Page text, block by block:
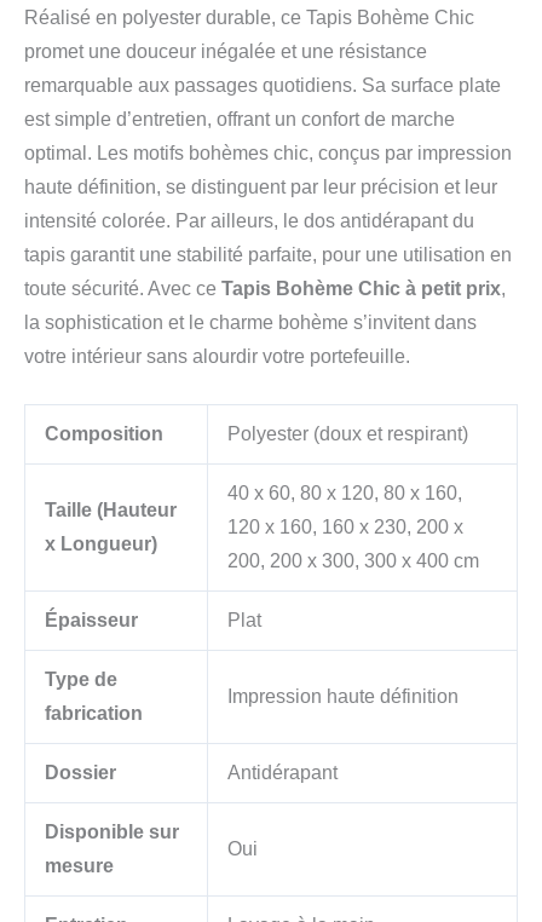
Réalisé en polyester durable, ce Tapis Bohème Chic
promet une douceur inégalée et une résistance
remarquable aux passages quotidiens. Sa surface plate
est simple d’entretien, offrant un confort de marche
optimal. Les motifs bohèmes chic, conçus par impression
haute définition, se distinguent par leur précision et leur
intensité colorée. Par ailleurs, le dos antidérapant du
tapis garantit une stabilité parfaite, pour une utilisation en
toute sécurité. Avec ce Tapis Bohème Chic à petit prix,
la sophistication et le charme bohème s’invitent dans
votre intérieur sans alourdir votre portefeuille.
Composition Polyester (doux et respirant)
Taille (Hauteur
x Longueur)
40 x 60, 80 x 120, 80 x 160,
120 x 160, 160 x 230, 200 x
200, 200 x 300, 300 x 400 cm
Épaisseur Plat
Type de
fabrication
Impression haute définition
Dossier Antidérapant
Disponible sur
mesure
Oui